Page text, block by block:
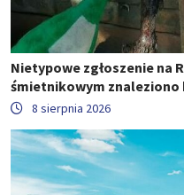
Nietypowe zgłoszenie na
śmietnikowym znaleziono
8 sierpnia 2026